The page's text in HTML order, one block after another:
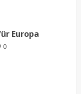
Europa
0